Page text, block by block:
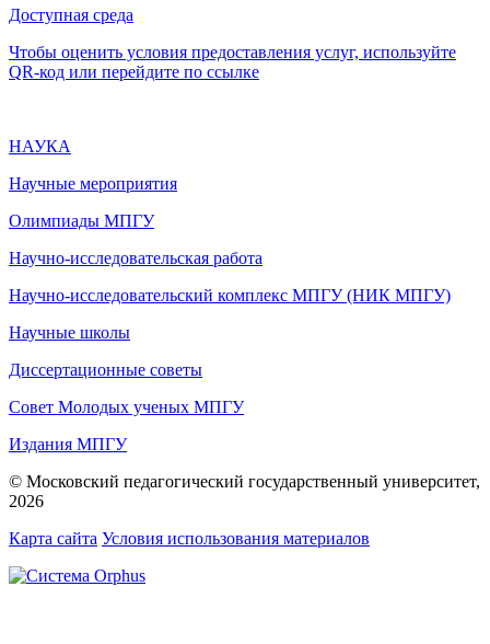
Доступная среда
Чтобы оценить условия предоставления услуг, используйте
QR-код или перейдите по ссылке
НАУКА
Научные мероприятия
Олимпиады МПГУ
Научно-исследовательская работа
Научно-исследовательский комплекс МПГУ (НИК МПГУ)
Научные школы
Диссертационные советы
Совет Молодых ученых МПГУ
Издания МПГУ
© Московский педагогический государственный университет,
2026
Карта сайта Условия использования материалов